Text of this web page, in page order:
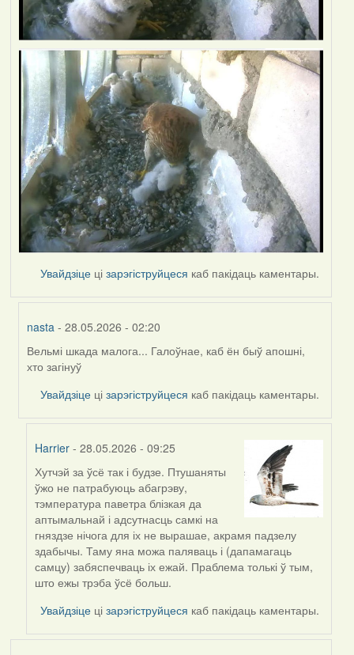
Увайдзіце цізарэгіструйцеся каб пакідаць каментары.
nasta - 28.05.2026 - 02:20
In
reply
Harrier
Вельмі шкада малога... Галоўнае, каб ён быў апошні,
хто загінуў
Увайдзіце цізарэгіструйцеся каб пакідаць каментары.
Harrier - 28.05.2026 - 09:25
In
reply
to
by
nasta
Хутчэй за ўсё так і будзе. Птушаняты
ўжо не патрабуюць абагрэву,
тэмпература паветра блізкая да
аптымальнай і адсутнасць самкі на
гняздзе нічога для іх не вырашае, акрамя падзелу
здабычы. Таму яна можа паляваць і (дапамагаць
самцу) забяспечваць іх ежай. Праблема толькі ў тым,
што ежы трэба ўсё больш.
Увайдзіце цізарэгіструйцеся каб пакідаць каментары.